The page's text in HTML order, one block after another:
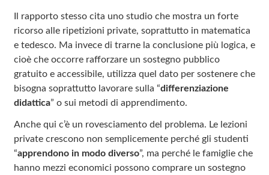
Il rapporto stesso cita uno studio che mostra un forte
ricorso alle ripetizioni private, soprattutto in matematica
e tedesco. Ma invece di trarne la conclusione più logica, e
cioè che occorre rafforzare un sostegno pubblico
gratuito e accessibile, utilizza quel dato per sostenere che
bisogna soprattutto lavorare sulla “differenziazione
didattica” o sui metodi di apprendimento.
Anche qui c’è un rovesciamento del problema. Le lezioni
private crescono non semplicemente perché gli studenti
“apprendono in modo diverso”, ma perché le famiglie che
hanno mezzi economici possono comprare un sostegno